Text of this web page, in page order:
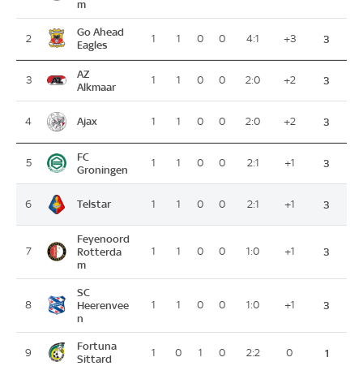
m
2
Go Ahead
Eagles
1 1 0 0 4:1 +3 3
3
AZ
Alkmaar
1 1 0 0 2:0 +2 3
4 Ajax 1 1 0 0 2:0 +2 3
5
FC
Groningen
1 1 0 0 2:1 +1 3
6 Telstar 1 1 0 0 2:1 +1 3
7
Feyenoord
Rotterda
m
1 1 0 0 1:0 +1 3
8
SC
Heerenvee
n
1 1 0 0 1:0 +1 3
9
Fortuna
Sittard
1 0 1 0 2:2 0 1